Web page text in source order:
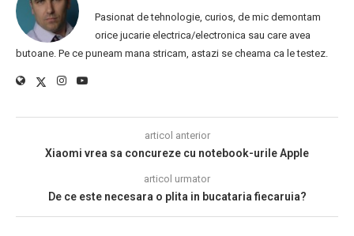
Pasionat de tehnologie, curios, de mic demontam
orice jucarie electrica/electronica sau care avea
butoane. Pe ce puneam mana stricam, astazi se cheama ca le testez.
articol anterior
Xiaomi vrea sa concureze cu notebook-urile Apple
articol urmator
De ce este necesara o plita in bucataria fiecaruia?